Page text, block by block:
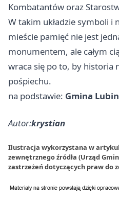
Kombatantów oraz
W takim układzie symboli i
mieście pamięć nie jest
monumentem, ale całym
wraca się po to, by historia
pośpiechu.
na podstawie: Gmina Lubin
Autor:krystian
Ilustracja wykorzystana w
zewnętrznego źródła (Urząd
zastrzeżeń dotyczących praw do